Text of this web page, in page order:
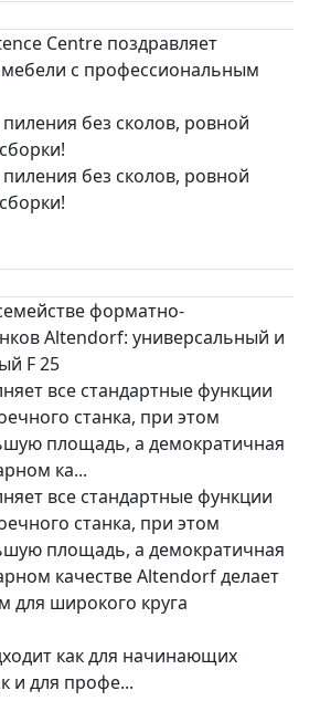
Centre поздравляет
с профессиональным
без сколов, ровной
без сколов, ровной
форматно-
Altendorf: универсальный и
F 25
все стандартные функции
станка, при этом
площадь, а демократичная
ка...
все стандартные функции
станка, при этом
площадь, а демократичная
качестве Altendorf делает
для широкого круга
как для начинающих
и для профе...